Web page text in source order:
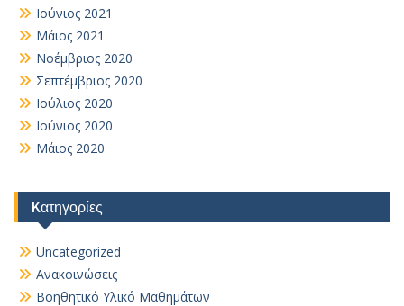
Ιούνιος 2021
Μάιος 2021
Νοέμβριος 2020
Σεπτέμβριος 2020
Ιούλιος 2020
Ιούνιος 2020
Μάιος 2020
Kατηγορίες
Uncategorized
Ανακοινώσεις
Βοηθητικό Yλικό Mαθημάτων